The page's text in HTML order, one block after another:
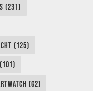
(231)
(125)
(101)
(62)